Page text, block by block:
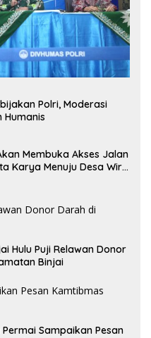
Polri, Moderasi
Humanis
Membuka Akses Jalan
Karya Menuju Desa Wira
Hulu Puji Relawan Donor
Binjai
Permai Sampaikan Pesan